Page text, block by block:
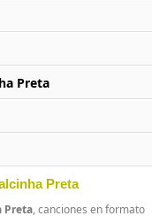
Preta
Preta
Preta, canciones en formato